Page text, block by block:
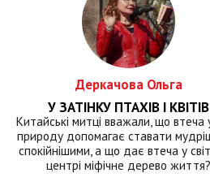
Деркачова Ольга
У ЗАТІНКУ ПТАХІВ І КВІТІВ
Китайські митці вважали, що втеча
природу допомагає ставати
спокійнішими, а що дає втеча у
центрі міфічне дерево життя?